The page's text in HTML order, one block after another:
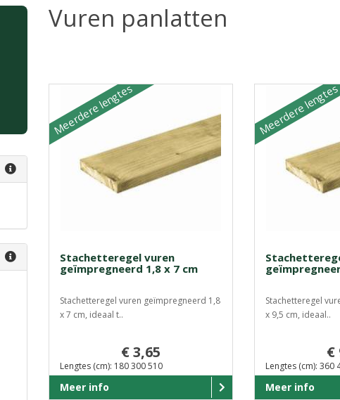
Vuren panlatten
Meerdere lengtes
Stachetteregel vuren
geïmpregneerd 1,8 x 7 cm
Stachetteregel vuren geïmpregneerd 1,8
x 7 cm, ideaal t..
€ 3,65
Lengtes (cm): 180 300 510
Meer info
Meerdere
Stachetteregel
x 9,5 cm, ideaal..
€
Lengtes (cm): 360
Meer info